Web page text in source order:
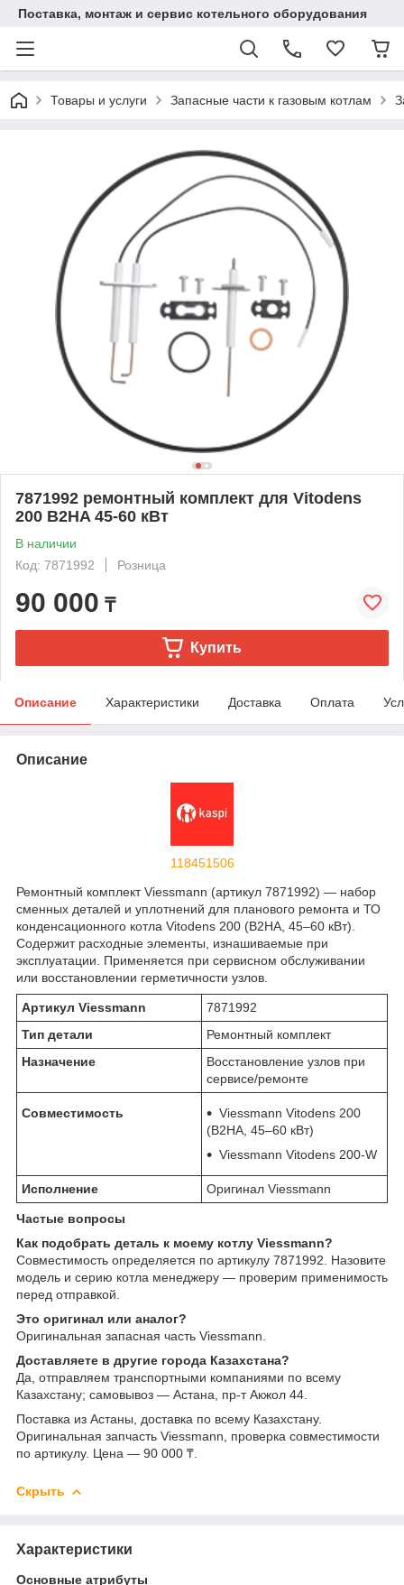
Поставка, монтаж и сервис котельного оборудования
Товары и услуги Запасные части к газовым котлам
7871992 ремонтный комплект для Vitodens
200 B2HA 45-60 кВт
В наличии
Код: 7871992
Розница
90 000 ₸
Купить
Описание Характеристики Доставка Оплата
Описание
118451506
Ремонтный комплект Viessmann (артикул 7871992) — набор
сменных деталей и уплотнений для планового ремонта и ТО
конденсационного котла Vitodens 200 (B2HA, 45–60 кВт).
Содержит расходные элементы, изнашиваемые при
эксплуатации. Применяется при сервисном обслуживании
или восстановлении герметичности узлов.
Артикул Viessmann
7871992
Тип детали
Ремонтный комплект
Назначение
Восстановление узлов при
сервисе/ремонте
Совместимость
Viessmann Vitodens 200
(B2HA, 45–60 кВт)
Viessmann Vitodens 200-W
Исполнение Оригинал Viessmann
Частые вопросы
Как подобрать деталь к моему котлу Viessmann?
Совместимость определяется по артикулу 7871992. Назовите
модель и серию котла менеджеру — проверим применимость
перед отправкой.
Это оригинал или аналог?
Оригинальная запасная часть Viessmann.
Доставляете в другие города Казахстана?
Да, отправляем транспортными компаниями по всему
Казахстану; самовывоз — Астана, пр-т Акжол 44.
Поставка из Астаны, доставка по всему Казахстану.
Оригинальная запчасть Viessmann, проверка совместимости
по артикулу. Цена — 90 000 ₸.
Скрыть
Характеристики
Основные атрибуты